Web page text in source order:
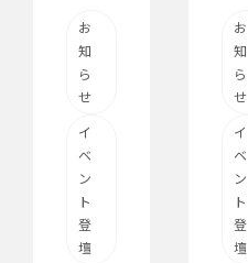
お
知
ら
せ
イ
ベ
ン
ト
登
壇
お
知
ら
せ
イ
ベ
ン
ト
登
壇